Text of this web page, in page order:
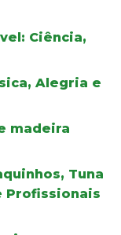
Ciência,
Alegria e
madeira
Tuna
Profissionais